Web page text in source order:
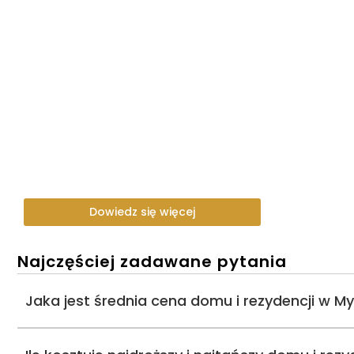
Dowiedz się więcej
Najczęściej zadawane pytania
Jaka jest średnia cena domu i rezydencji w